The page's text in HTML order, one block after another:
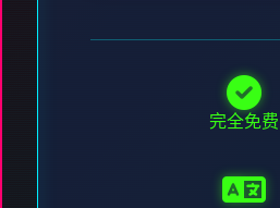
完全免费